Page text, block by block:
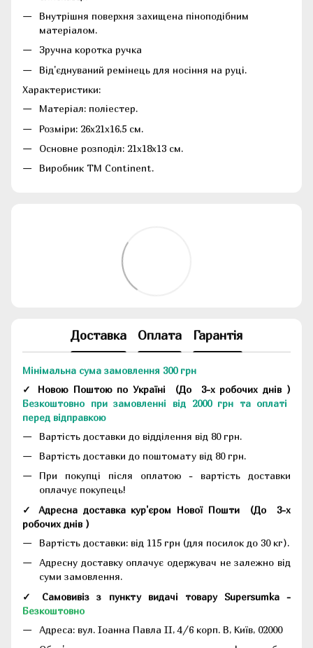
Внутрішня поверхня захищена піноподібним
матеріалом.
Зручна коротка ручка
Від'єднуваний ремінець для носіння на руці.
Характеристики:
Матеріал: поліестер.
Розміри: 26х21х16,5 см.
Основне розподіл: 21х18х13 см.
Виробник ТМ Continent.
Доставка Оплата Гарантія
Мінімальна сума замовлення 300 грн
✓ Новою Поштою по Україні (До 3-х робочих днів )
Безкоштовно при замовленні від 2000 грн та оплаті
перед відправкою
Вартість доставки до відділення від 80 грн.
Вартість доставки до поштомату від 80 грн.
При покупці після оплатою - вартість доставки
оплачує покупець!
✓ Адресна доставка кур'єром Нової Пошти (До 3-х
робочих днів )
Вартість доставки: від 115 грн (для посилок до 30 кг).
Адресну доставку оплачує одержувач не залежно від
суми замовлення.
✓ Самовивіз з пункту видачі товару Supersumka -
Безкоштовно
Адреса: вул. Іоанна Павла II, 4/6 корп. В, Київ, 02000